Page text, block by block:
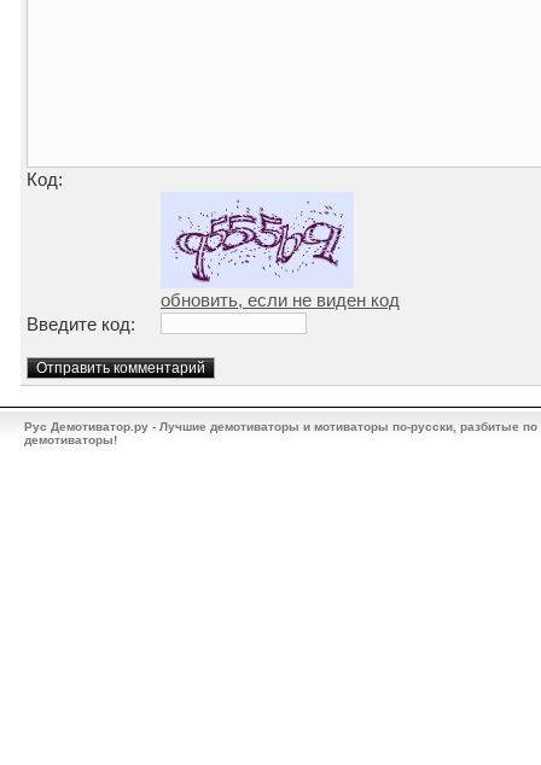
Код:
обновить, если не виден код
Введите код:
Рус Демотиватор.ру - Лучшие демотиваторы и мотиваторы по-русски, разбитые
демотиваторы!